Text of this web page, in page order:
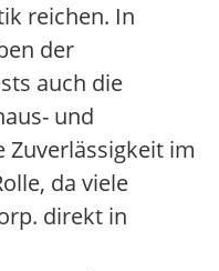
reichen. In
der
auch die
und
Zuverlässigkeit im
da viele
direkt in